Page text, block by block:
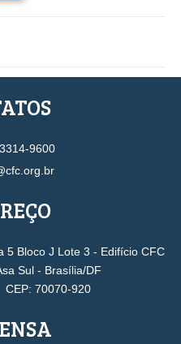
9600
5 Bloco J Lote 3 - Edifício CFC
Sul - Brasília/DF
CEP: 70070-920